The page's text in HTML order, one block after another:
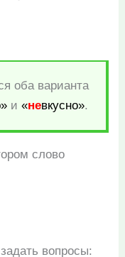
оба варианта
и«невкусно».
слово
вопросы: